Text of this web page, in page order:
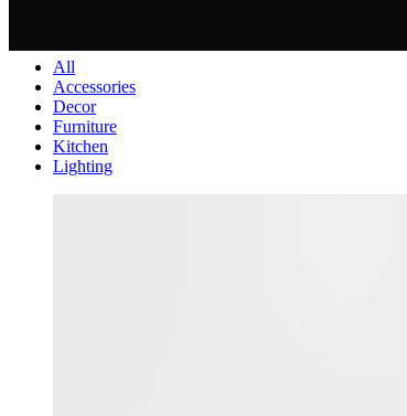
All
Accessories
Decor
Furniture
Kitchen
Lighting